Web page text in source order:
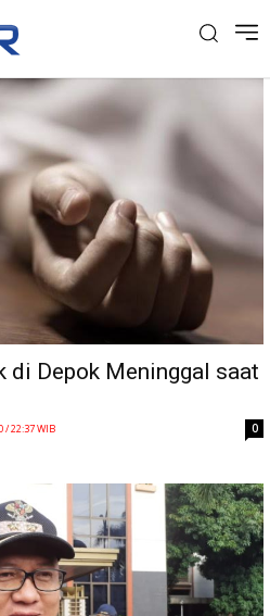
di Depok Meninggal saat
/ 22:37 WIB 0